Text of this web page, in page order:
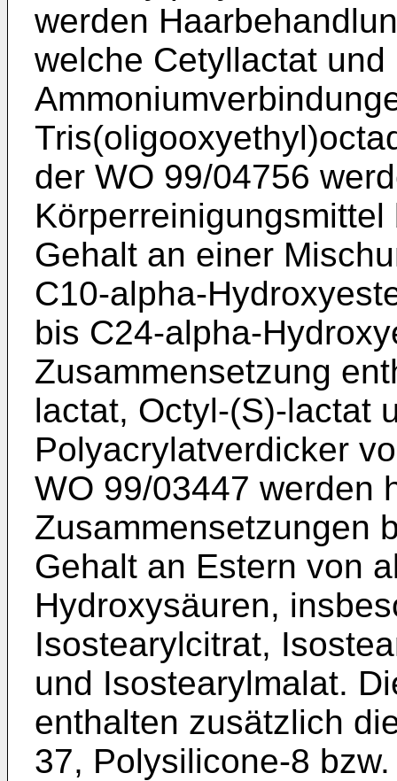
werden
welche Cetyllactat
der WO 99/04756
Gehalt an einer
C10-alpha-
bis C24-alpha-
Zusammensetzung
lactat, Octyl-(S)-lactat
Polyacrylatverdicker
WO 99/03447 werden
Zusammensetzungen
Gehalt an Estern von
Hydroxysäuren,
Isostearylcitrat,
und Isostearylmalat.
enthalten zusätzlich
37, Polysilicone-8